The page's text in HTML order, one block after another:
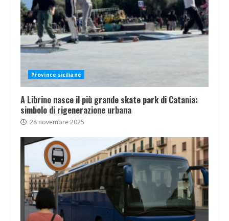
Province siciliane
A Librino nasce il più grande skate park di Catania:
simbolo di rigenerazione urbana
28 novembre 2025